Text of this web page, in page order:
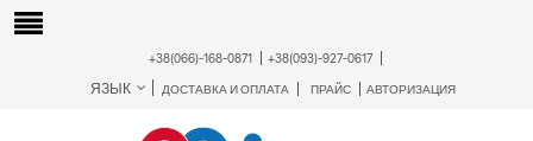
+38(066)-168-0871 +38(093)-927-0617
ЯЗЫК ДОСТАВКА И ОПЛАТА ПРАЙС АВТОРИЗАЦИЯ